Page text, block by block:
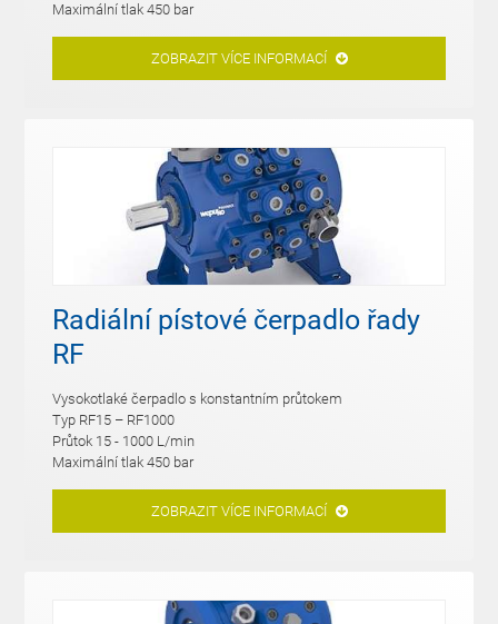
Maximální tlak 450 bar
ZOBRAZIT VÍCE INFORMACÍ
Radiální pístové čerpadlo řady
RF
Vysokotlaké čerpadlo s konstantním průtokem
Typ RF15 – RF1000
Průtok 15 - 1000 L/min
Maximální tlak 450 bar
ZOBRAZIT VÍCE INFORMACÍ